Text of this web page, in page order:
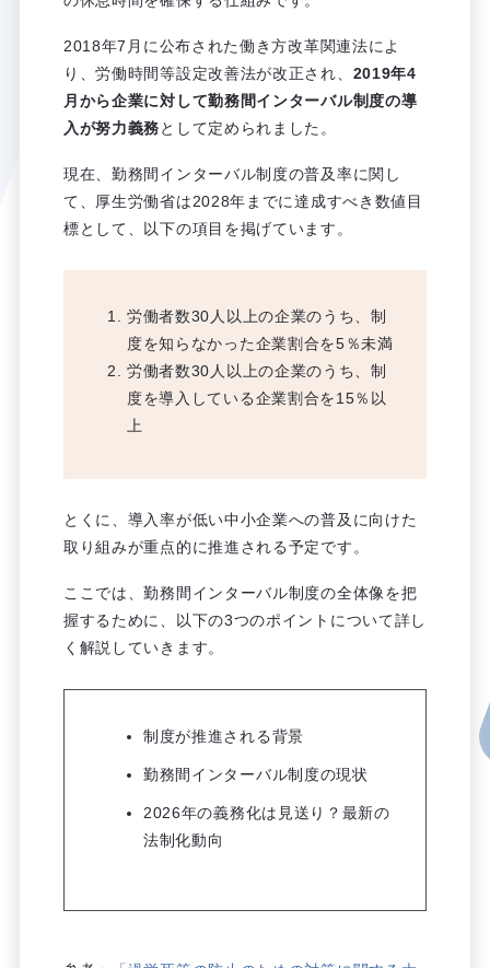
2018年7月に公布された働き方改革関連法によ
り、労働時間等設定改善法が改正され、 2019年4
月から企業に対して勤務間インターバル制度の導
入が努力義務として定められました。
現在、勤務間インターバル制度の普及率に関し
て、厚生労働省は2028年までに達成すべき数値目
標として、以下の項目を掲げています。
労働者数30人以上の企業のうち、制
度を知らなかった企業割合を5％未満
労働者数30人以上の企業のうち、制
度を導入している企業割合を15％以
上
とくに、導入率が低い中小企業への普及に向けた
取り組みが重点的に推進される予定です。
ここでは、勤務間インターバル制度の全体像を把
握するために、以下の3つのポイントについて詳し
く解説していきます。
制度が推進される背景
勤務間インターバル制度の現状
2026年の義務化は見送り？最新の
法制化動向